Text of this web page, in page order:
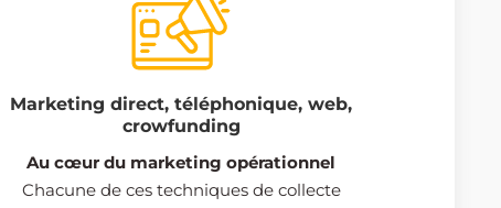
Marketing direct, téléphonique, web,
crowfunding
Au cœur du marketing opérationnel
Chacune de ces techniques de collecte